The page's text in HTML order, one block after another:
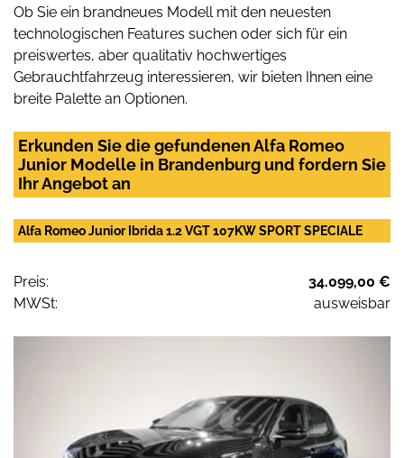
Ob Sie ein brandneues Modell mit den neuesten
technologischen Features suchen oder sich für ein
preiswertes, aber qualitativ hochwertiges
Gebrauchtfahrzeug interessieren, wir bieten Ihnen eine
breite Palette an Optionen.
Erkunden Sie die gefundenen Alfa Romeo
Junior Modelle in Brandenburg und fordern Sie
Ihr Angebot an
Alfa Romeo Junior Ibrida 1.2 VGT 107KW SPORT SPECIALE
Preis:
34.099,00 €
MWSt:
ausweisbar